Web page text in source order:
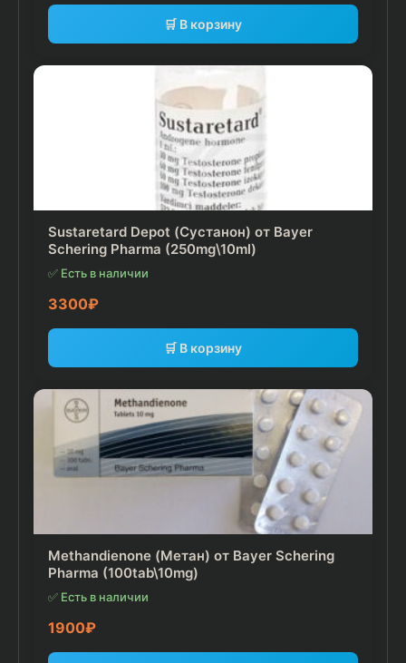
🛒 В корзину
Sustaretard Depot (Сустанон) от Bayer
Schering Pharma (250mg\10ml)
✅ Есть в наличии
3300₽
🛒 В корзину
Methandienone (Метан) от Bayer Schering
Pharma (100tab\10mg)
✅ Есть в наличии
1900₽